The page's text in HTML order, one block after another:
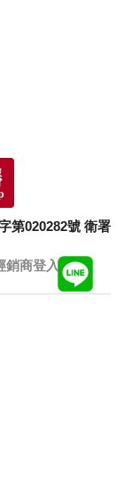
第020282號 衛署
銷商登入